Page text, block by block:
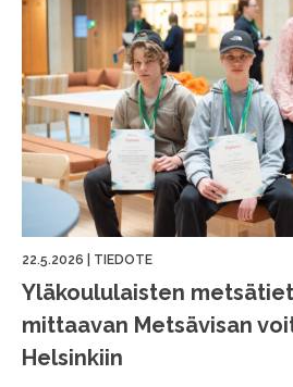
22.5.2026 TIEDOTE
Yläkoululaisten
mittaavan Metsävisan
Helsinkiin